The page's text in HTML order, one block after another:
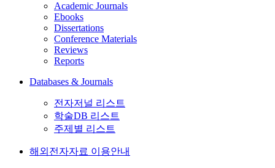
Academic Journals
Ebooks
Dissertations
Conference Materials
Reviews
Reports
Databases & Journals
전자저널 리스트
학술DB 리스트
주제별 리스트
해외전자자료 이용안내